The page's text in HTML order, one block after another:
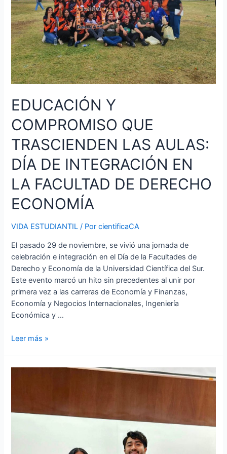
EDUCACIÓN Y
COMPROMISO QUE
TRASCIENDEN LAS AULAS:
DÍA DE INTEGRACIÓN EN
LA FACULTAD DE DERECHO
ECONOMÍA
VIDA ESTUDIANTIL / PorcientificaCA
El pasado 29 de noviembre, se vivió una jornada de
celebración e integración en el Día de la Facultades de
Derecho y Economía de la Universidad Científica del Sur.
Este evento marcó un hito sin precedentes al unir por
primera vez a las carreras de Economía y Finanzas,
Economía y Negocios Internacionales, Ingeniería
Económica y …
AULAS:
DÍA
DE
INTEGRACIÓN
EN
LA
FACULTAD
DERECHO
ECONOMÍA
Leer más »